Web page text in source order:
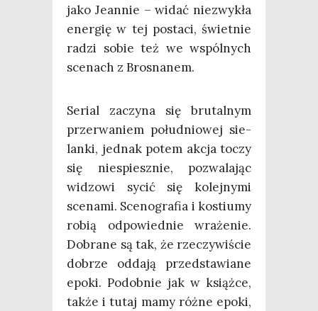
jako Jean­nie – widać nie­zwy­kła
ener­gię w tej posta­ci, świet­nie
radzi sobie też we wspól­nych
sce­nach z Brosnanem.
Serial zaczy­na się bru­tal­nym
prze­rwa­niem połu­dnio­wej sie­
lan­ki, jed­nak potem akcja toczy
się nie­spiesz­nie, pozwa­la­jąc
widzo­wi sycić się kolej­ny­mi
sce­na­mi. Sce­no­gra­fia i kostiu­my
robią odpo­wied­nie wra­że­nie.
Dobra­ne są tak, że rze­czy­wi­ście
dobrze odda­ją przed­sta­wia­ne
epo­ki. Podob­nie jak w książ­ce,
tak­że i tutaj mamy róż­ne epo­ki,